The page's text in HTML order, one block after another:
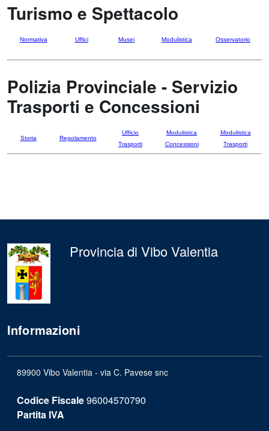
Turismo e Spettacolo
Normativa Uffici Musei Modulistica Osservatorio
Polizia Provinciale - Servizio
Trasporti e Concessioni
Storia Regolamento
Ufficio
Trasporti
Modulistica
Concessioni
Modulistica
Trasporti
Provincia di Vibo Valentia
Informazioni
89900 Vibo Valentia - via C. Pavese snc
Codice Fiscale96004570790
Partita IVA